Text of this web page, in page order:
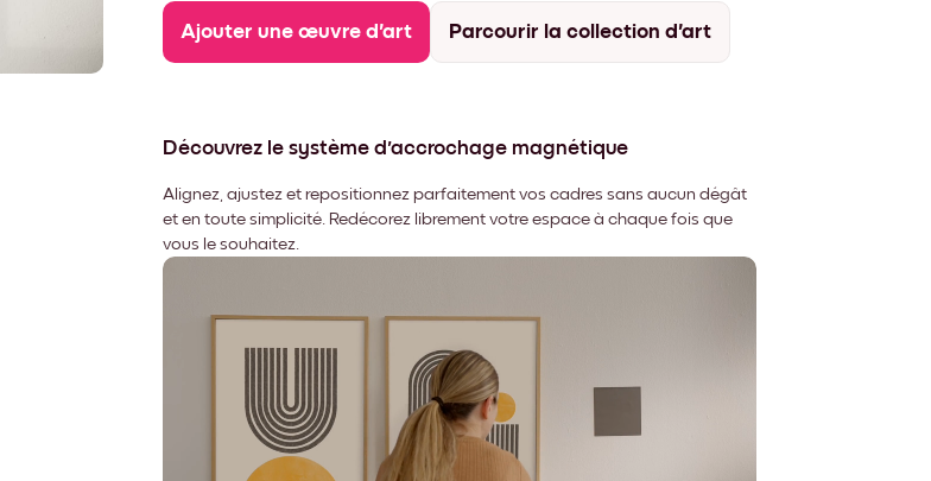
Ajouter une œuvre d'art Parcourir la collection d'art
Découvrez le système d'accrochage magnétique
Alignez, ajustez et repositionnez parfaitement vos cadres sans aucun dégât
et en toute simplicité. Redécorez librement votre espace à chaque fois que
vous le souhaitez.